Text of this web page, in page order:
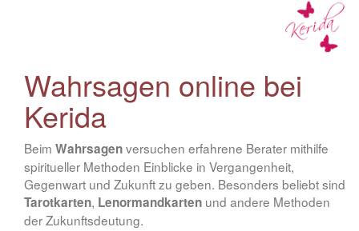
Wahrsagen online bei
Kerida
Beim Wahrsagenversuchen erfahrene Berater mithilfe
spiritueller Methoden Einblicke in Vergangenheit,
Gegenwart und Zukunft zu geben. Besonders beliebt sind
Tarotkarten, Lenormandkarten und andere Methoden
der Zukunftsdeutung.